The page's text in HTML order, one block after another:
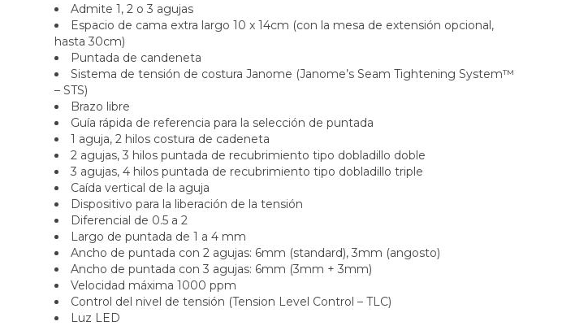
Admite 1, 2 o 3 agujas
Espacio de cama extra largo 10 x 14cm (con la mesa de extensión opcional,
hasta 30cm)
Puntada de candeneta
Sistema de tensión de costura Janome (Janome’s Seam Tightening System™
– STS)
Brazo libre
Guía rápida de referencia para la selección de puntada
1 aguja, 2 hilos costura de cadeneta
2 agujas, 3 hilos puntada de recubrimiento tipo dobladillo doble
3 agujas, 4 hilos puntada de recubrimiento tipo dobladillo triple
Caída vertical de la aguja
Dispositivo para la liberación de la tensión
Diferencial de 0.5 a 2
Largo de puntada de 1 a 4 mm
Ancho de puntada con 2 agujas: 6mm (standard), 3mm (angosto)
Ancho de puntada con 3 agujas: 6mm (3mm + 3mm)
Velocidad máxima 1000 ppm
Control del nivel de tensión (Tension Level Control – TLC)
Luz LED